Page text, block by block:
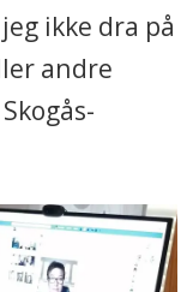
ikke dra på
andre